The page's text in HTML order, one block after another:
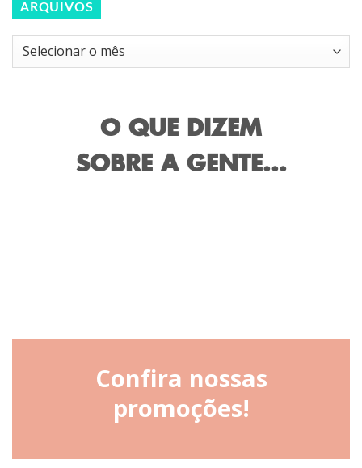
ARQUIVOS
Arquivos
O QUE DIZEM
SOBRE A GENTE...
Confira nossas
promoções!